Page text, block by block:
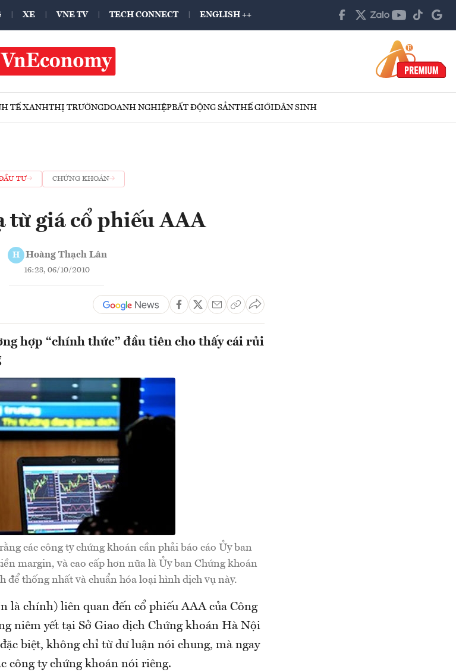
XE VNE TV TECH CONNECT ENGLISH ++
TẾ XANHTHỊ TRƯỜNGDOANH NGHIỆPBẤT ĐỘNG SẢNTHẾ GIỚIDÂN SINH
TƯ CHỨNG KHOÁN
từ giá cổ phiếu AAA
H Hoàng Thạch Lân
16:28, 06/10/2010
hợp “chính thức” đầu tiên cho thấy cái rủi
các công ty chứng khoán cần phải báo cáo Ủy ban
margin, và cao cấp hơn nữa là Ủy ban Chứng khoán
để thống nhất và chuẩn hóa loại hình dịch vụ này.
là chính) liên quan đến cổ phiếu AAA của Công
niêm yết tại Sở Giao dịch Chứng khoán Hà Nội
biệt, không chỉ từ dư luận nói chung, mà ngay
công ty chứng khoán nói riêng.